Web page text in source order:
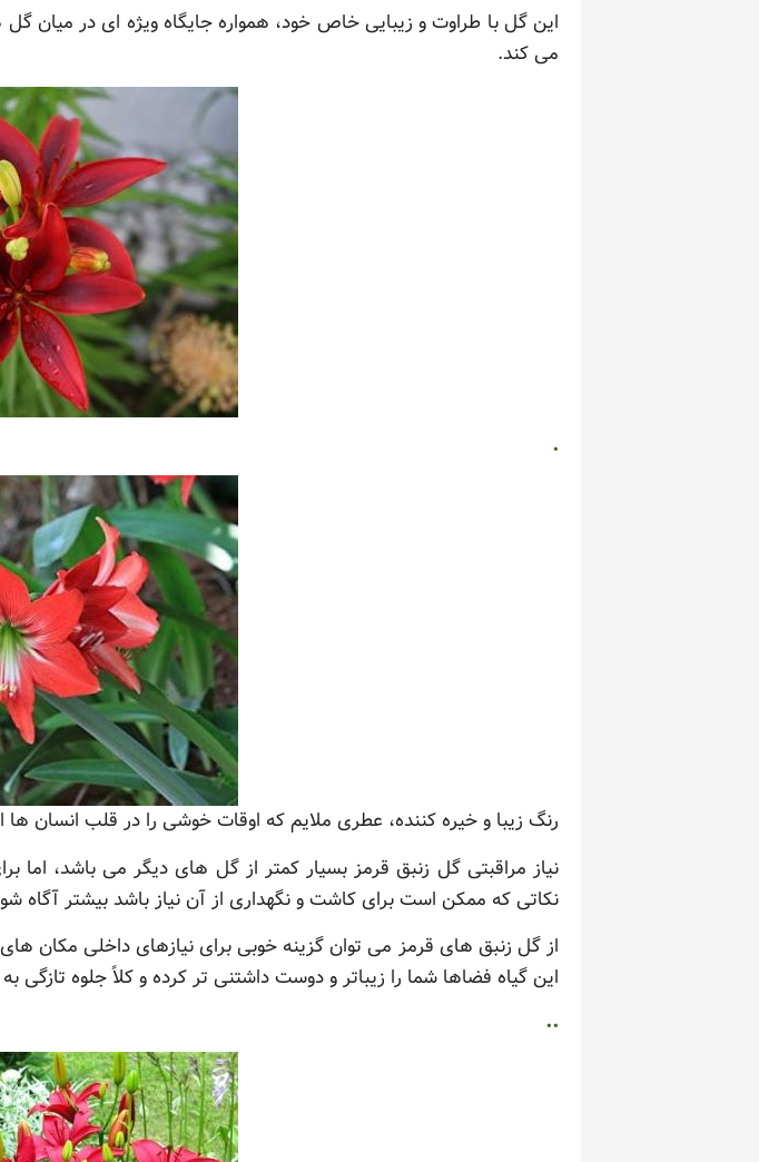
این گل با طراوت و زیبایی خاص خود، همواره جایگاه ویژه ای در میان
می کند.
.
رنگ زیبا و خیره کننده، عطری ملایم که اوقات خوشی را در قلب
نیاز مراقبتی گل زنبق قرمز بسیار کمتر از گل های دیگر می باشد،
نکاتی که ممکن است برای کاشت و نگهداری از آن نیاز باشد بیشتر آگاه
از گل زنبق های قرمز می توان گزینه خوبی برای نیازهای داخلی مکان
این گیاه فضاها شما را زیباتر و دوست داشتنی تر کرده و کلاً جلوه
..